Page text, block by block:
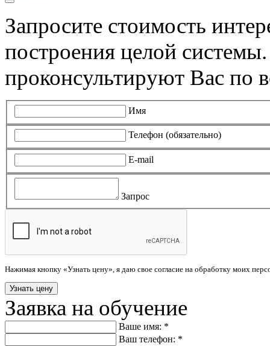
Запросите стоимость
построения целой
проконсультируют Вас по
Имя
Телефон (обязательно)
E-mail
Запрос
Нажимая кнопку «Узнать цену», я даю свое согласие на обработку моих
Заявка на обучение
Ваше имя: *
Ваш телефон: *